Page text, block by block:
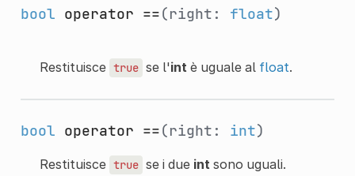
bool operator ==(right: float)
Restituisce true se l'intè uguale al float.
bool operator ==(right: int)
Restituisce true se i due intsono uguali.